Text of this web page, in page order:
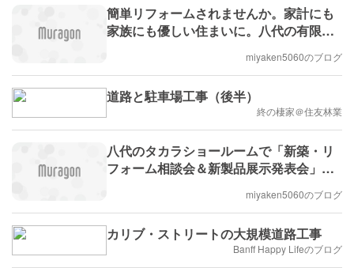
簡単リフォームされませんか。家計にも
家族にも優しい住まいに。八代の有限会
miyaken5060のブログ
道路と駐車場工事（後半）
終の棲家＠住友林業
八代のタカラショールームで「新築・リ
フォーム相談会＆新製品展示発表会」が
miyaken5060のブログ
カリブ・ストリートの大規模道路工事
Banff Happy Lifeのブログ